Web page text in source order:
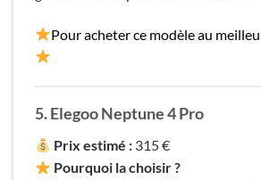
Pour acheter ce modèle au
5. Elegoo Neptune 4 Pro
Prix estimé : 315 €
Pourquoi la choisir ?